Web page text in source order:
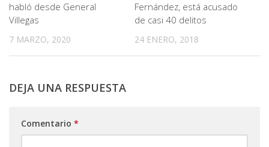
habló desde General
Villegas
7 MARZO, 2020
Fernández, está acusado
de casi 40 delitos
24 ENERO, 2018
DEJA UNA RESPUESTA
Comentario *